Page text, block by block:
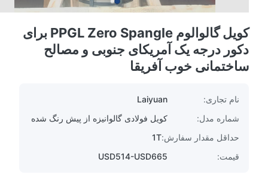
کویل گالوالوم PPGL Zero Spangle برای
دکور درجه یک آمریکای جنوبی و مصالح
ساختمانی خوب آفریقا
نام تجاری:
Laiyuan
شماره مدل:
کویل فولادی گالوانیزه از پیش رنگ شده
حداقل مقدار سفارش:1T
قیمت:
USD514-USD665